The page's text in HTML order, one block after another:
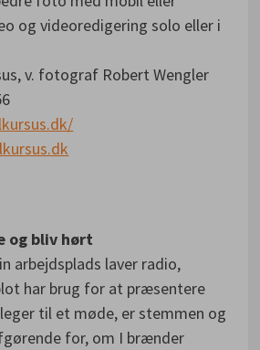
og videoredigering solo eller i
v. fotograf Robert Wengler
og bliv hørt
arbejdsplads laver radio,
har brug for at præsentere
til et møde, er stemmen og
for, om I brænder